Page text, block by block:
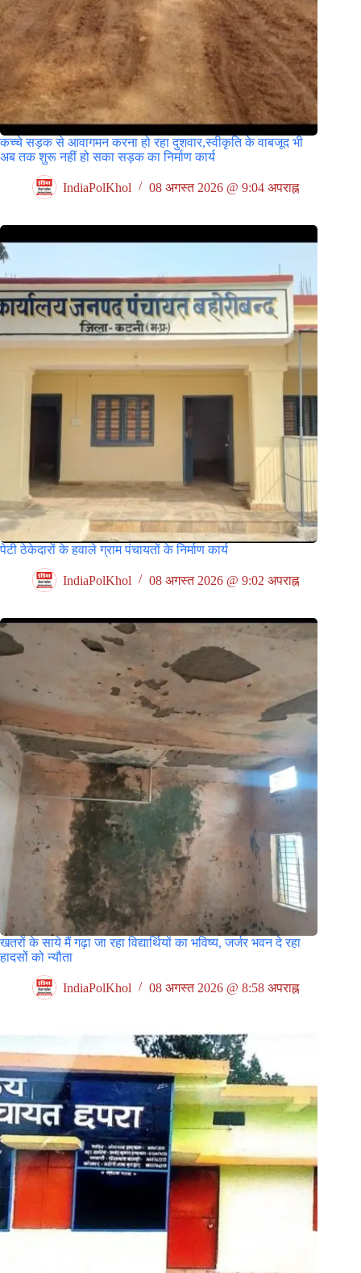
कच्चे सड़क से आवागमन करना हो रहा दुशवार,स्वीकृति के वाबजूद भी
अब तक शुरू नहीं हो सका सड़क का निर्माण कार्य
IndiaPolKhol 08 अगस्त 2026 @ 9:04 अपराह्न
पेटी ठेकेदारों के हवाले ग्राम पंचायतों के निर्माण कार्य
IndiaPolKhol 08 अगस्त 2026 @ 9:02 अपराह्न
खतरों के साये मैं गढ़ा जा रहा विद्यार्थियों का भविष्य, जर्जर भवन दे रहा
हादसों को न्यौता
IndiaPolKhol 08 अगस्त 2026 @ 8:58 अपराह्न